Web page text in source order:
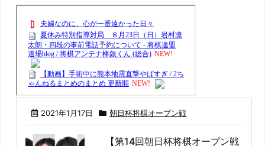
2021年1月17日 朝日杯将棋オープン戦
【第14回朝日杯将棋オープン戦